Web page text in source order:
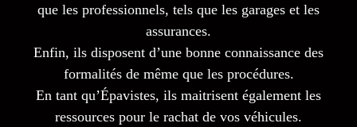
que les professionnels, tels que les garages et les
assurances.
Enfin, ils disposent d’une bonne connaissance des
formalités de même que les procédures.
En tant qu’Épavistes, ils maitrisent également les
ressources pour le rachat de vos véhicules.